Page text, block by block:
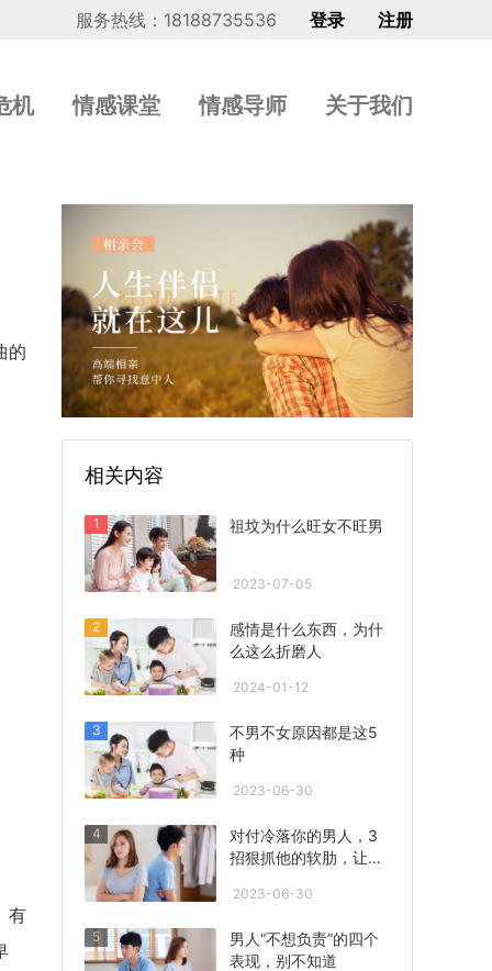
服务热线：18188735536 登录 注册
机 情感课堂 情感导师 关于我们
的
有
相关内容
1 祖坟为什么旺女不旺男
2023-07-05
2
感情是什么东西，为什
么这么折磨人
2024-01-12
3
不男不女原因都是这5
种
2023-06-30
4
对付冷落你的男人，3
招狠抓他的软肋，让他
2023-06-30
5
男人“不想负责”的四个
表现，别不知道